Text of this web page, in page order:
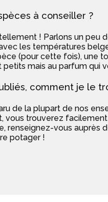
à conseiller ?
! Parlons un peu
les températures
(pour cette fois), une
mais au parfum qui
comment je le
de la plupart de nos
vous trouverez
renseignez-vous auprès
potager !